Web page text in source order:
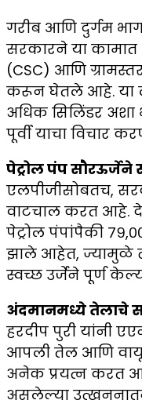
गरीब आणि दुर्गम
सरकारने या कामात
(CSC) आणि
करून घेतले आहे. या
अधिक सिलिंडर अशा
पूर्वी याचा विचार
पेट्रोल पंप
एलपीजीसोबतच,
वाटचाल करत आहे.
पेट्रोल पंपांपैकी
झाले आहेत, ज्यामुळे
स्वच्छ उर्जेने पूर्ण
अंदमानमध्ये तेलाचे
हरदीप पुरी यांनी
आपली तेल आणि वायू
अनेक प्रयत्न करत
असलेल्या